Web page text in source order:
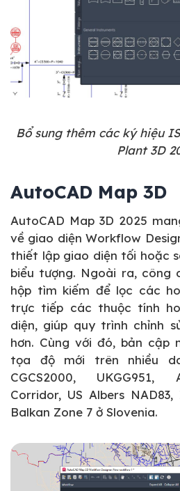
Bổ sung thêm các ký hiệu
Plant 3D
AutoCAD Map 3D
AutoCAD Map 3D 2025
về giao diện Workflow
thiết lập giao diện tối hoặc
biểu tượng. Ngoài ra, công
hộp tìm kiếm để lọc các
trực tiếp các thuộc tính
diện, giúp quy trình chỉnh
hơn. Cùng với đó, bản cập
tọa độ mới trên nhiều
CGCS2000,
Corridor, US Albers
Balkan Zone 7 ở Slovenia.